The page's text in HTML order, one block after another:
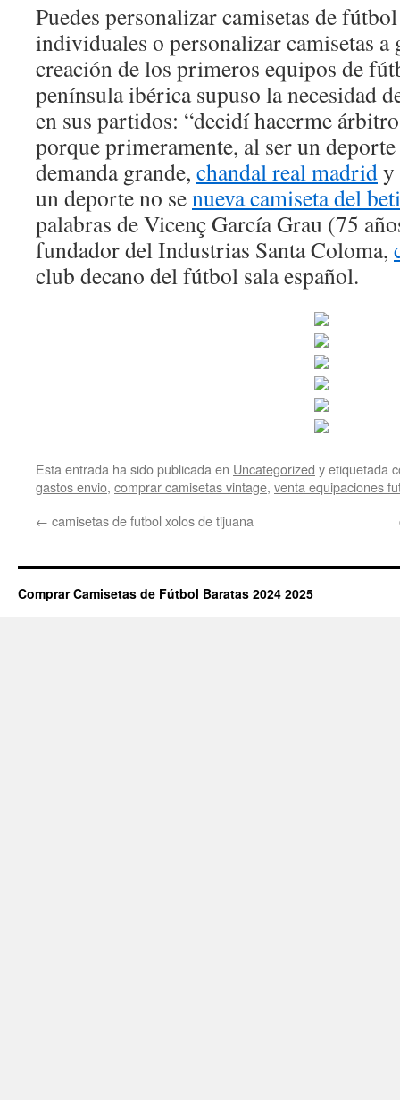
Puedes personalizar camisetas de
individuales o personalizar camisetas a
creación de los primeros equipos de
península ibérica supuso la necesidad
en sus partidos: “decidí hacerme
porque primeramente, al ser un
demanda grande, chandal real madridy
un deporte no senueva camiseta del
palabras de Vicenç García Grau (75
fundador del Industrias Santa Coloma,
club decano del fútbol sala español.
Esta entrada ha sido publicada en Uncategorized y etiquetada
gastos envio, comprar camisetas vintage, venta equipaciones
← camisetas de futbol xolos de tijuana
Comprar Camisetas de Fútbol Baratas 2024 2025